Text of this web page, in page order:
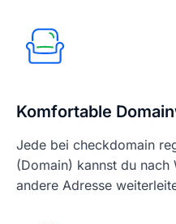
Komfortable
Jede bei checkdomain
(Domain) kannst du nach
andere Adresse